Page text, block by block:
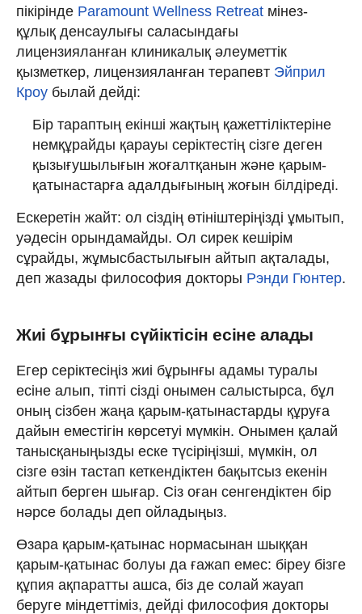
пікірінде Paramount Wellness Retreat мінез-
құлық денсаулығы саласындағы
лицензияланған клиникалық әлеуметтік
қызметкер, лицензияланған терапевт Эйприл
Кроу былай дейді:
Бір тараптың екінші жақтың қажеттіліктеріне
немқұрайды қарауы серіктестің сізге деген
қызығушылығын жоғалтқанын және қарым-
қатынастарға адалдығының жоғын білдіреді.
Ескеретін жайт: ол сіздің өтініштеріңізді ұмытып,
уәдесін орындамайды. Ол сирек кешірім
сұрайды, жұмысбастылығын айтып ақталады,
деп жазады философия докторы Рэнди Гюнтер.
Жиі бұрынғы сүйіктісін есіне алады
Егер серіктесіңіз жиі бұрынғы адамы туралы
есіне алып, тіпті сізді онымен салыстырса, бұл
оның сізбен жаңа қарым-қатынастарды құруға
дайын еместігін көрсетуі мүмкін. Онымен қалай
танысқаныңызды еске түсіріңізші, мүмкін, ол
сізге өзін тастап кеткендіктен бақытсыз екенін
айтып берген шығар. Сіз оған сенгендіктен бір
нәрсе болады деп ойладыңыз.
Өзара қарым-қатынас нормасынан шыққан
қарым-қатынас болуы да ғажап емес: біреу бізге
құпия ақпаратты ашса, біз де солай жауап
беруге міндеттіміз, дейді философия докторы